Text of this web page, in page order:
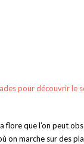
pour découvrir le
flore que l’on peut
marche sur des